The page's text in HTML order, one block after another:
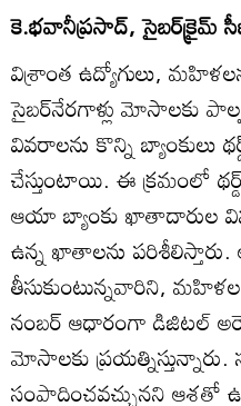
కె.భవానీప్రసాద్‌, సైబర్‌క్రైమ్‌
విశ్రాంత ఉద్యోగులు,
సైబర్‌నేరగాళ్లు మోసాలకు
వివరాలను కొన్ని బ్యాంకులు
చేస్తుంటాయి. ఈ క్రమంలో
ఆయా బ్యాంకు ఖాతాదారుల
ఉన్న ఖాతాలను పరిశీలిస్తారు.
తీసుకుంటున్నవారిని,
నంబర్‌ ఆధారంగా డిజిటల్‌
మోసాలకు ప్రయత్నిస్తున్నారు.
సంపాదించవచ్చునని